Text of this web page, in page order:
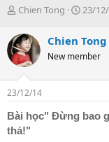
T
r
e
a
s
t
a
r
t
Chien Tong
N
y
g
i
23/
Chien Tong
New member
23/12/14
Bài học" Đừng bao
thả!"